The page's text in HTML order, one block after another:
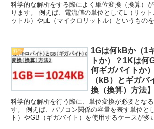
科学的な解析をする際によく単位変換（換算）
ります。 例えば、電流値の単位としてL（リット
ットル）やμL（マイクロリットル）というものを
科学
1Gは何kBか（1
トか）？1Kは何
何ギガバイトか
（kB）とギガバ
換（換算）方法】
科学的な解析を行う際に、単位変換が必要とな
す。 例えば、パソコン関係の容量を表す単位と
ト）やGB（ギガバイト）を使用するケースが多